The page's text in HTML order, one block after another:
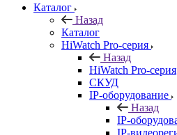
Каталог
Назад
Каталог
HiWatch Pro-серия
Назад
HiWatch Pro-серия
CКУД
IP-оборудование
Назад
IP-
IP-